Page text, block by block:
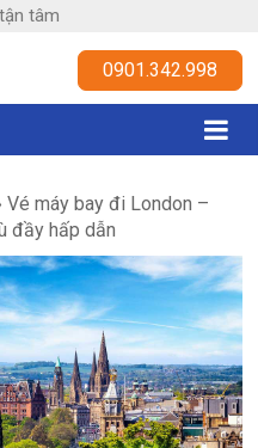
tâm
0901.342.998
Vé máy bay đi London –
đầy hấp dẫn